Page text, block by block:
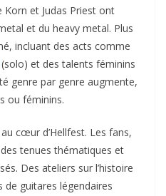
et Judas Priest ont
et du heavy metal. Plus
incluant des acts comme
(solo) et des talents féminins
genre par genre augmente,
ou féminins.​
cœur d’Hellfest. Les fans,
tenues thématiques et
Des ateliers sur l’histoire
guitares légendaires